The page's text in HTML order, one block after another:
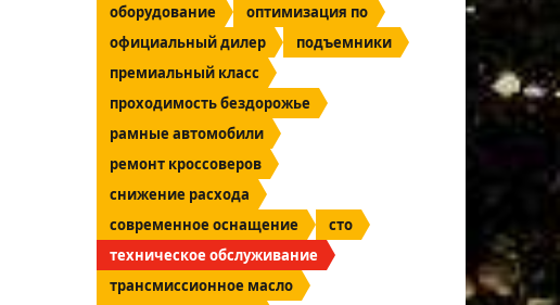
оборудование
оптимизация по
официальный дилер
подъемники
премиальный класс
проходимость бездорожье
рамные автомобили
ремонт кроссоверов
снижение расхода
современное оснащение
сто
техническое обслуживание
трансмиссионное масло